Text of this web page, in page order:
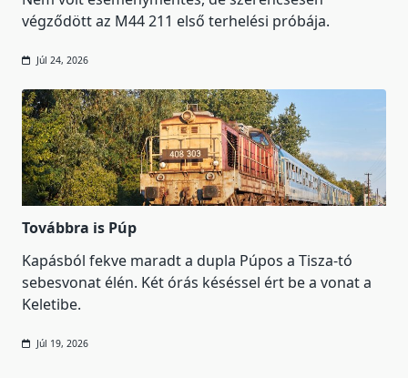
végződött az M44 211 első terhelési próbája.
Júl 24, 2026
Továbbra is Púp
Kapásból fekve maradt a dupla Púpos a Tisza-tó
sebesvonat élén. Két órás késéssel ért be a vonat a
Keletibe.
Júl 19, 2026